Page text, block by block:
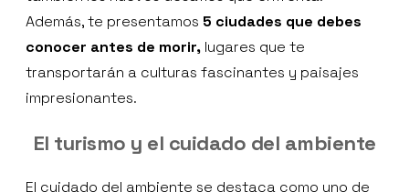
Además, te presentamos 5 ciudades que debes
conocer antes de morir, lugares que te
transportarán a culturas fascinantes y paisajes
impresionantes.
El turismo y el cuidado del ambiente
El cuidado del ambiente se destaca como uno de